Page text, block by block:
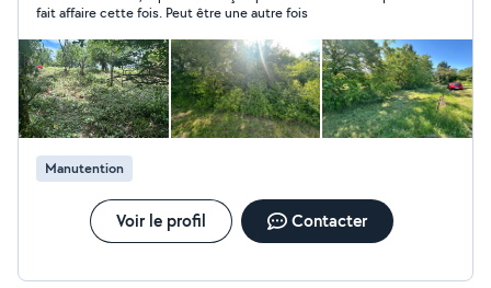
Débroussaillage Tonte Entretien de haie Désherbage
Nettoyer terrasse karcher Ramassage de feuilles
Déneigement Petite plomberie Petite électricité
Montage de meuble Et autre à convenir Secteur haute
Savoie / Savoie / Ain selon localisation. Merci pour votre
confiance
fait affaire cette fois. Peut être une autre fois
Manutention
Voir le profil Contacter